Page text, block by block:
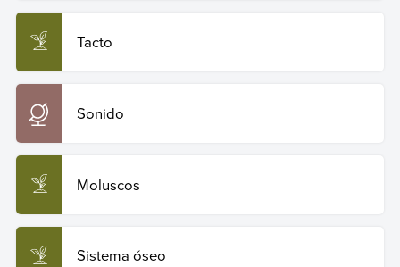
Tacto
Sonido
Moluscos
Sistema óseo